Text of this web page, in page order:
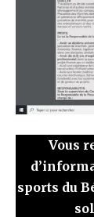
Vous
sports du